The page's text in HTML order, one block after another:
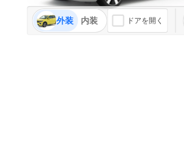
外装 内装 ドアを開く